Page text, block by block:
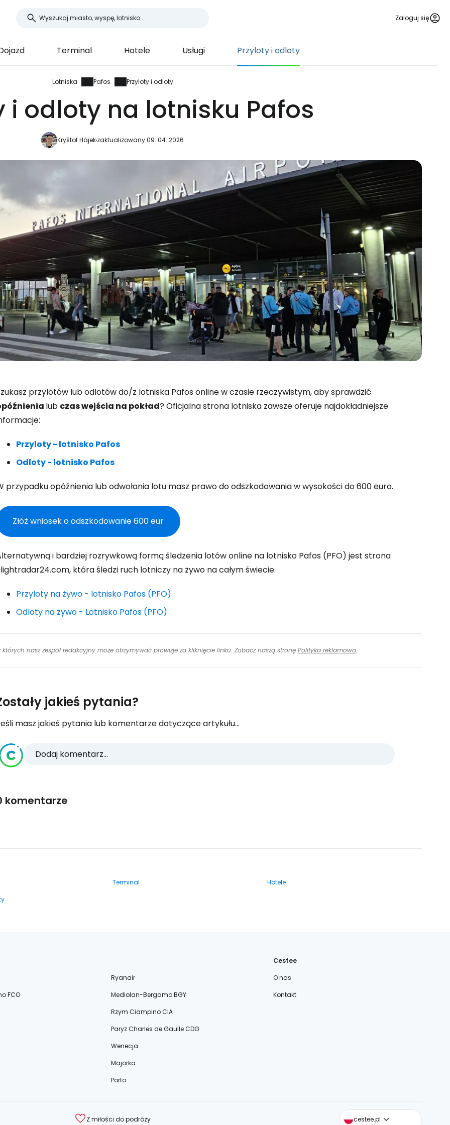
Zaloguj się
Terminal Hotele Usługi Przyloty i odloty
Lotniska Pafos Przyloty i odloty
i odloty na lotnisku Pafos
Kryštof Hájekzaktualizowany 09. 04. 2026
przylotów lub odlotów do/z lotniska Pafos online w czasie rzeczywistym, aby sprawdzić
lub czas wejścia na pokład? Oficjalna strona lotniska zawsze oferuje najdokładniejsze
Przyloty - lotnisko Pafos
Odloty - lotnisko Pafos
przypadku opóźnienia lub odwołania lotu masz prawo do odszkodowania w wysokości do 600 euro.
Złóż wniosek o odszkodowanie600 eur
i bardziej rozrywkową formą śledzenia lotów online na lotnisko Pafos (PFO) jest strona
która śledzi ruch lotniczy na żywo na całym świecie.
Przyloty na żywo - lotnisko Pafos (PFO)
Odloty na żywo - Lotnisko Pafos (PFO)
nasz zespół redakcyjny może otrzymywać prowizje za kliknięcie linku. Zobacz naszą stronę Polityka reklamowa.
jakieś pytania?
masz jakieś pytania lub komentarze dotyczące artykułu...
Dodaj komentarz...
komentarze
Terminal
Hotele
Ryanair
FCO
Mediolan-Bergamo BGY
Rzym Ciampino CIA
Paryż Charles de Gaulle CDG
Wenecja
Majorka
Porto
Cestee
O nas
Kontakt
Z miłości do podróży cestee.pl
cestee.com
Zaloguj się do Cestee
Kontynuuj z Facebookiem